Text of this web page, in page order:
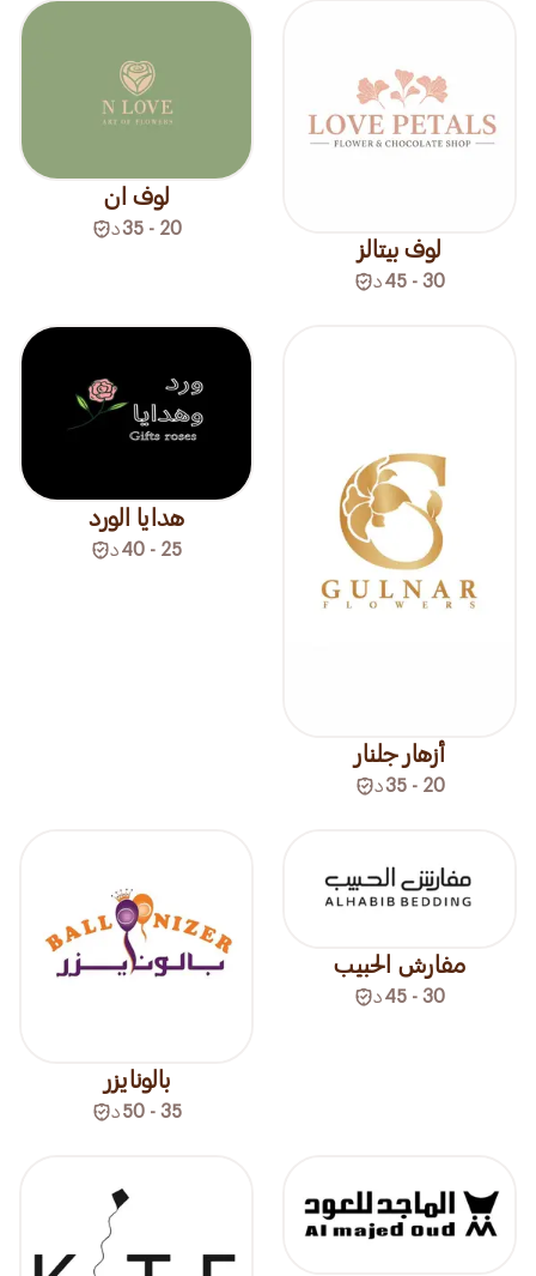
لوف بيتالز
30 - 45 د
لوف ان
20 - 35 د
أزهار جلنار
20 - 35 د
هدايا الورد
25 - 40 د
مفارش الحبيب
30 - 45 د
بالونايزر
35 - 50 د